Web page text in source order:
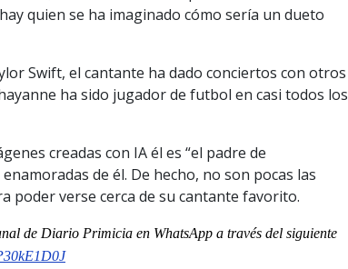
quien se ha imaginado cómo sería un dueto
Swift, el cantante ha dado conciertos con otros
ha sido jugador de futbol en casi todos los
creadas con IA él es “el padre de
de él. De hecho, no son pocas las
poder verse cerca de su cantante favorito.
de Diario Primicia en WhatsApp a través del siguiente